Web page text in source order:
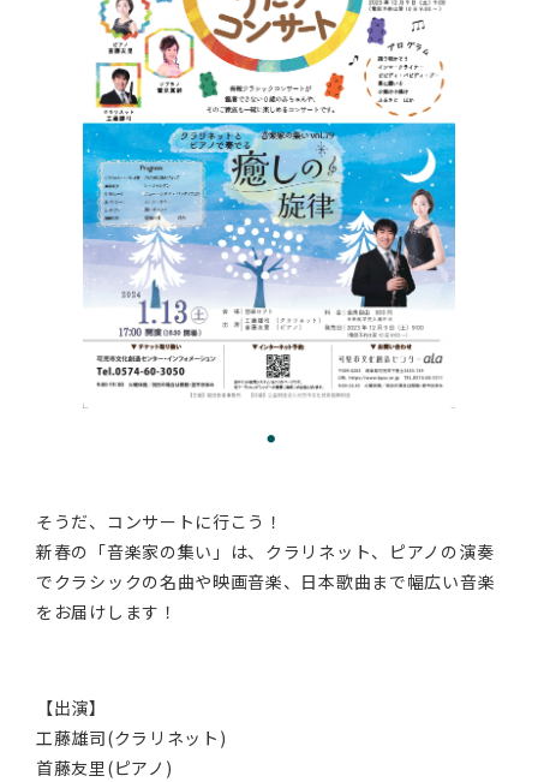
そうだ、コンサートに行こう！
新春の「音楽家の集い」は、クラリネット、ピアノの演奏
でクラシックの名曲や映画音楽、日本歌曲まで幅広い音楽
をお届けします！
【出演】
工藤雄司(クラリネット)
首藤友里(ピアノ)